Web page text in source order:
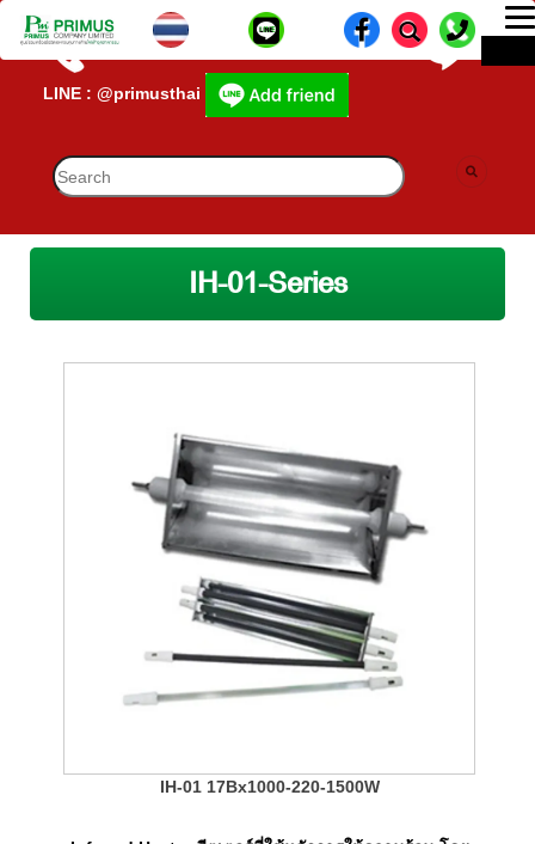
CALL CENTER : 02-693-7005 (40 คู่สาย) lD-
LINE : @primusthai
IH-01-Series
IH-01 17Bx1000-220-1500W